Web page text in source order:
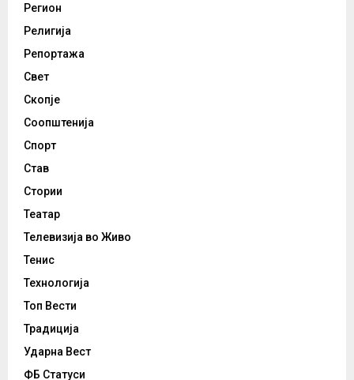
Регион
Религија
Репортажа
Свет
Скопје
Соопштенија
Спорт
Став
Стории
Театар
Телевизија во Живо
Тенис
Технологија
Топ Вести
Традиција
Ударна Вест
ФБ Статуси